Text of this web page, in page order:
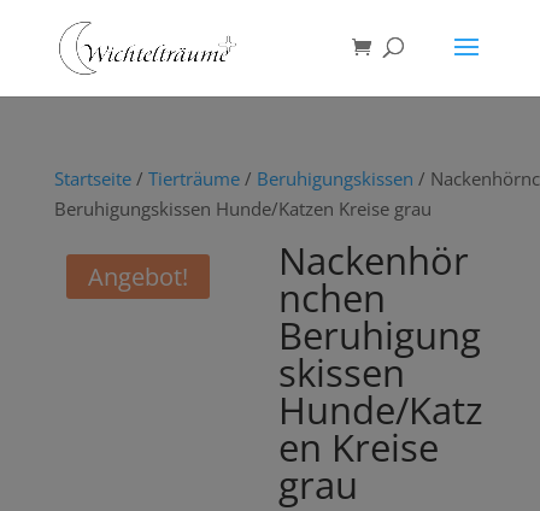
Startseite/ Tierträume/ Beruhigungskissen /
Beruhigungskissen Hunde/Katzen Kreise grau
Angebot! Nackenhör
nchen
Beruhigung
skissen
Hunde/Katz
en Kreise
grau